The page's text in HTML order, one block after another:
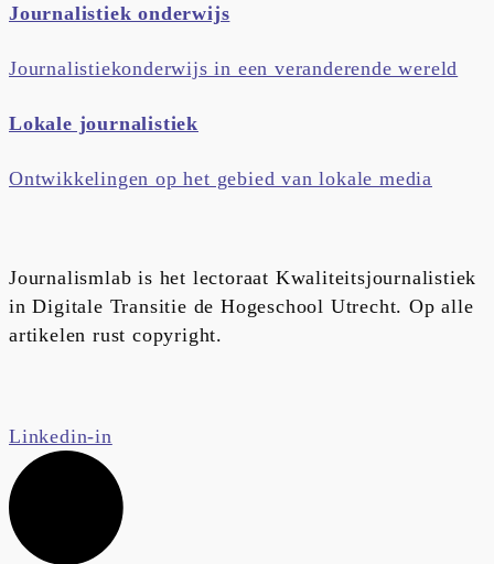
Journalistiek onderwijs
Journalistiekonderwijs in een veranderende wereld
Lokale journalistiek
Ontwikkelingen op het gebied van lokale media
Journalismlab is het lectoraat Kwaliteitsjournalistiek
in Digitale Transitie de Hogeschool Utrecht. Op alle
artikelen rust copyright.
Linkedin-in